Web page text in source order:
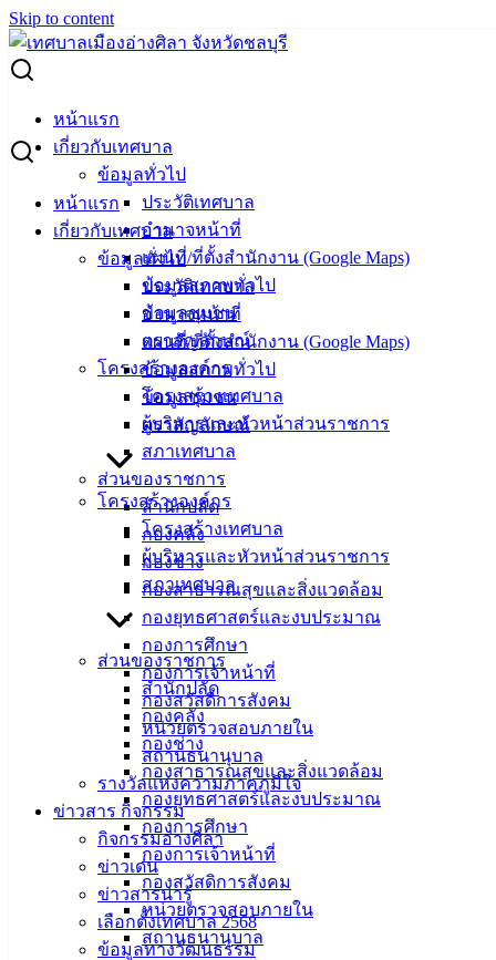
Skip to content
หน้าแรก
เกี่ยวกับเทศบาล
ข้อมูลทั่วไป
ประวัติเทศบาล
อำนาจหน้าที่
แผนที่/ที่ตั้งสำนักงาน (Google Maps)
ข้อมูลสภาพทั่วไป
ข้อมูลชุมชน
ตราสัญลักษณ์
โครงสร้างองค์กร
โครงสร้างเทศบาล
ผู้บริหารและหัวหน้าส่วนราชการ
สภาเทศบาล
ส่วนของราชการ
สำนักปลัด
กองคลัง
กองช่าง
กองสาธารณสุขและสิ่งแวดล้อม
กองยุทธศาสตร์และงบประมาณ
กองการศึกษา
กองการเจ้าหน้าที่
กองสวัสดิการสังคม
หน่วยตรวจสอบภายใน
สถานธนานุบาล
รางวัลแห่งความภาคภูมิใจ
ข่าวสาร กิจกรรม
กิจกรรมอ่างศิลา
ข่าวเด่น
ข่าวสารน่ารู้
เลือกตั้งเทศบาล 2568
ข้อมูลทางวัฒนธรรม
หน้าแรก
เกี่ยวกับเทศบาล
ข้อมูลทั่วไป
ประวัติเทศบาล
อำนาจหน้าที่
แผนที่/ที่ตั้งสำนักงาน (Google Maps)
ข้อมูลสภาพทั่วไป
ข้อมูลชุมชน
ตราสัญลักษณ์
โครงสร้างองค์กร
โครงสร้างเทศบาล
ผู้บริหารและหัวหน้าส่วนราชการ
สภาเทศบาล
ส่วนของราชการ
สำนักปลัด
กองคลัง
กองช่าง
กองสาธารณสุขและสิ่งแวดล้อม
กองยุทธศาสตร์และงบประมาณ
กองการศึกษา
กองการเจ้าหน้าที่
กองสวัสดิการสังคม
หน่วยตรวจสอบภายใน
สถานธนานุบาล
Search for:
ประกาศเทศบาลเมืองอ่างศิลา เรื่อง การห้ามกระทำการเผาในที่
โล่ง เพื่อป้องกันปัญหาฝุ่นละออง ในการควบคุมและป้องกัน
ปัญหาฝุ่น PM 2.5
ประกาศเทศบาลเมืองอ่างศิลา เรื่อง การ
ห้ามกระทำการเผาในที่โล่ง เพื่อป้องกัน
ปัญหาฝุ่นละออง ในการควบคุมและป้องกัน
ปัญหาฝุ่น PM 2.5
มกราคม 29, 2025มกราคม 30, 2025
vichakarn2#
ประกาศเทศบาลเมืองอ่างศิลา เรื่อง การห้ามกระทำการ
เผาในที่โล่ง เพื่อป้องกันปัญหาฝุ่นละออง ในการควบคุมและ
ป้องกันปัญหาฝุ่น PM 2.5
# แหล่งกำเนิด / กิจกรรม ที่ก่อให้เกิดมลพิษอากาศ เช่น
การเผาในที่โล่ง เช่น เผาขยะ เผาหญ้า เศษวัสดุต่างๆ และไฟป่า
ผู้ใดกระทำก่อให้เกิดเหตุรำคาญ ต้องระวางโทษจำคุกไม่เกิน
สามเดือน หรือปรับไม่เกินสองหมื่นห้าพันบาท หรือทั้งจำทั้งปรับ
ผู้ใดพบเห็นสามารถแจ้งได้ที่ ฝ่ายบริหารงานสาธารณสุข
กองสาธารณสุขและสิ่งแวดล้อม เทศบาลเมืองอ่างศิลา โทร 09
0908 8282